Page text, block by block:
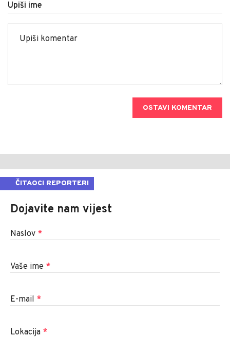
Upiši ime
OSTAVI KOMENTAR
ČITAOCI REPORTERI
Dojavite nam vijest
Naslov *
Vaše ime *
E-mail *
Lokacija *